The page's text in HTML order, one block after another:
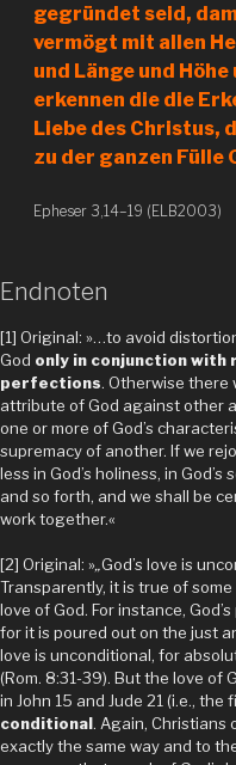
gegründet seid,
vermögt mit allen
und Länge und
erkennen die die
Liebe des Christus,
zu der ganzen Fülle
Epheser 3,14–19 (ELB2003)
Endnoten
[1] Original: »…to avoid
God only in conjunction with
perfections. Otherwise there
attribute of God against other
one or more of God’s
supremacy of another. If we
less in God’s holiness, in
and so forth, and we shall be
work together.«
[2] Original: »„ God’s love is
Transparently, it is true of
love of God. For instance,
for it is poured out on the just
love is unconditional, for
(Rom. 8:31-39). But the love of
in John 15 and Jude 21 (i.e.,
conditional. Again, Christians
exactly the same way and to